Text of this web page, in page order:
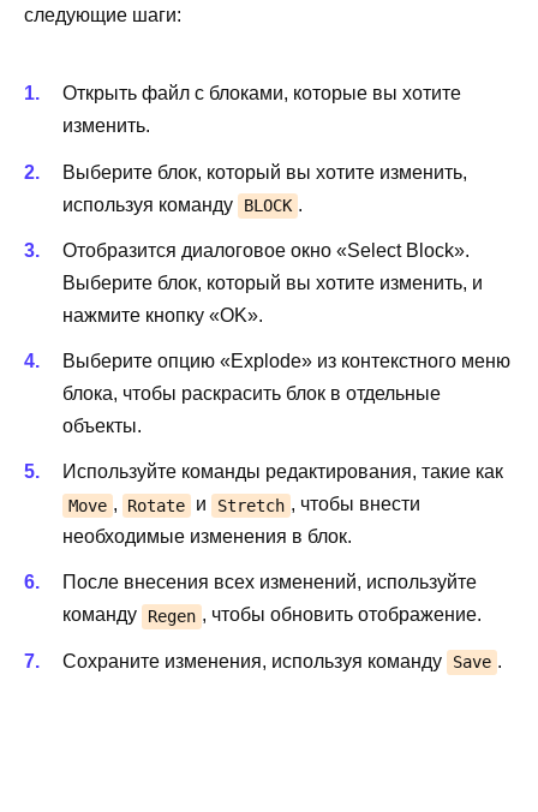
следующие шаги:
Открыть файл с блоками, которые вы хотите
изменить.
Выберите блок, который вы хотите изменить,
используя команду
BLOCK .
Отобразится диалоговое окно «Select Block».
Выберите блок, который вы хотите изменить, и
нажмите кнопку «OK».
Выберите опцию «Explode» из контекстного меню
блока, чтобы раскрасить блок в отдельные
объекты.
Используйте команды редактирования, такие как
Move , Rotate и Stretch , чтобы внести
необходимые изменения в блок.
После внесения всех изменений, используйте
команду
Regen , чтобы обновить отображение.
Сохраните изменения, используя команду Save .